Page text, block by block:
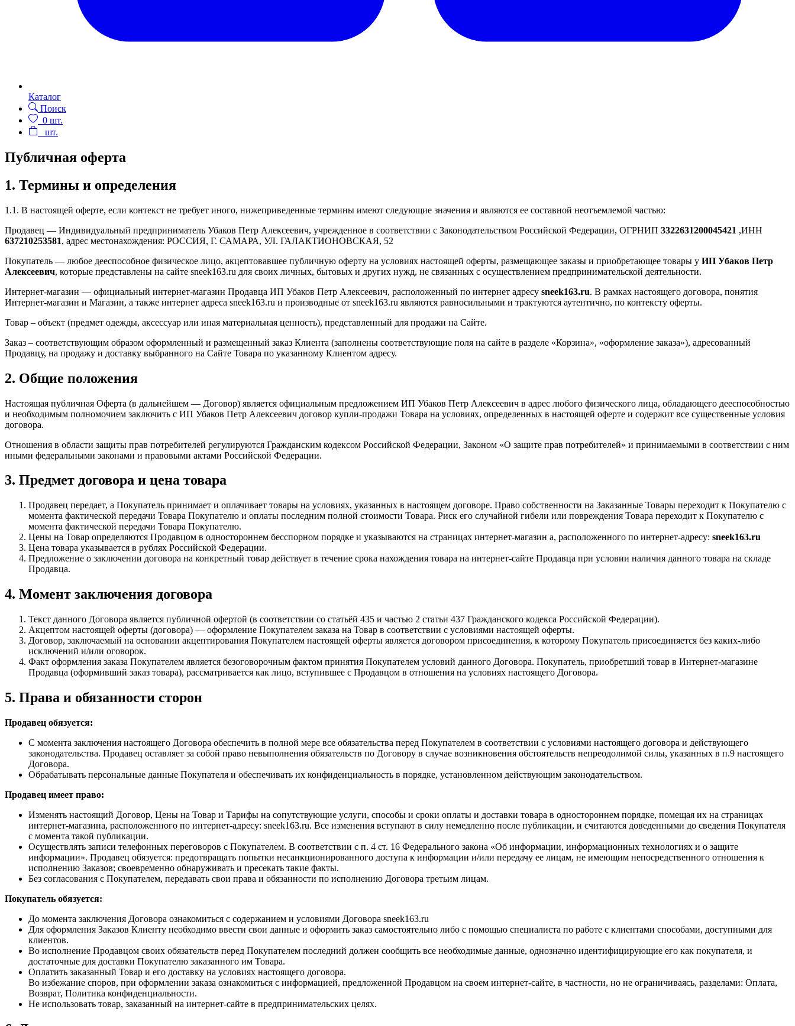
Каталог
Поиск
0 шт.
шт.
Публичная оферта
1. Термины и определения
1.1. В настоящей оферте, если контекст не требует иного, нижеприведенные термины имеют следующие значения и являются ее составной неотъемлемой частью:
Продавец — Индивидуальный предприниматель Убаков Петр Алексеевич, учрежденное в соответствии с Законодательством Российской Федерации, ОГРНИП 3322631200045421 ,ИНН
637210253581, адрес местонахождения: РОССИЯ, Г. САМАРА, УЛ. ГАЛАКТИОНОВСКАЯ, 52
Покупатель — любое дееспособное физическое лицо, акцептовавшее публичную оферту на условиях настоящей оферты, размещающее заказы и приобретающее товары у ИП Убаков Петр
Алексеевич, которые представлены на сайте sneek163.ru для своих личных, бытовых и других нужд, не связанных с осуществлением предпринимательской деятельности.
Интернет-магазин — официальный интернет-магазин Продавца ИП Убаков Петр Алексеевич, расположенный по интернет адресу sneek163.ru. В рамках настоящего договора, понятия
Интернет-магазин и Магазин, а также интернет адреса sneek163.ru и производные от sneek163.ru являются равносильными и трактуются аутентично, по контексту оферты.
Товар – объект (предмет одежды, аксессуар или иная материальная ценность), представленный для продажи на Сайте.
Заказ – соответствующим образом оформленный и размещенный заказ Клиента (заполнены соответствующие поля на сайте в разделе «Корзина», «оформление заказа»), адресованный
Продавцу, на продажу и доставку выбранного на Сайте Товара по указанному Клиентом адресу.
2. Общие положения
Настоящая публичная Оферта (в дальнейшем — Договор) является официальным предложением ИП Убаков Петр Алексеевич в адрес любого физического лица, обладающего дееспособностью
и необходимым полномочием заключить с ИП Убаков Петр Алексеевич договор купли-продажи Товара на условиях, определенных в настоящей оферте и содержит все существенные условия
договора.
Отношения в области защиты прав потребителей регулируются Гражданским кодексом Российской Федерации, Законом «О защите прав потребителей» и принимаемыми в соответствии с ним
иными федеральными законами и правовыми актами Российской Федерации.
3. Предмет договора и цена товара
Продавец передает, а Покупатель принимает и оплачивает товары на условиях, указанных в настоящем договоре. Право собственности на Заказанные Товары переходит к Покупателю с
момента фактической передачи Товара Покупателю и оплаты последним полной стоимости Товара. Риск его случайной гибели или повреждения Товара переходит к Покупателю с
момента фактической передачи Товара Покупателю.
Цены на Товар определяются Продавцом в одностороннем бесспорном порядке и указываются на страницах интернет-магазин а, расположенного по интернет-адресу: sneek163.ru
Цена товара указывается в рублях Российской Федерации.
Предложение о заключении договора на конкретный товар действует в течение срока нахождения товара на интернет-сайте Продавца при условии наличия данного товара на складе
Продавца.
4. Момент заключения договора
Текст данного Договора является публичной офертой (в соответствии со статьёй 435 и частью 2 статьи 437 Гражданского кодекса Российской Федерации).
Акцептом настоящей оферты (договора) — оформление Покупателем заказа на Товар в соответствии с условиями настоящей оферты.
Договор, заключаемый на основании акцептирования Покупателем настоящей оферты является договором присоединения, к которому Покупатель присоединяется без каких-либо
исключений и/или оговорок.
Факт оформления заказа Покупателем является безоговорочным фактом принятия Покупателем условий данного Договора. Покупатель, приобретший товар в Интернет-магазине
Продавца (оформивший заказ товара), рассматривается как лицо, вступившее с Продавцом в отношения на условиях настоящего Договора.
5. Права и обязанности сторон
Продавец обязуется:
С момента заключения настоящего Договора обеспечить в полной мере все обязательства перед Покупателем в соответствии с условиями настоящего договора и действующего
законодательства. Продавец оставляет за собой право невыполнения обязательств по Договору в случае возникновения обстоятельств непреодолимой силы, указанных в п.9 настоящего
Договора.
Обрабатывать персональные данные Покупателя и обеспечивать их конфиденциальность в порядке, установленном действующим законодательством.
Продавец имеет право:
Изменять настоящий Договор, Цены на Товар и Тарифы на сопутствующие услуги, способы и сроки оплаты и доставки товара в одностороннем порядке, помещая их на страницах
интернет-магазина, расположенного по интернет-адресу: sneek163.ru. Все изменения вступают в силу немедленно после публикации, и считаются доведенными до сведения Покупателя
с момента такой публикации.
Осуществлять записи телефонных переговоров с Покупателем. В соответствии с п. 4 ст. 16 Федерального закона «Об информации, информационных технологиях и о защите
информации». Продавец обязуется: предотвращать попытки несанкционированного доступа к информации и/или передачу ее лицам, не имеющим непосредственного отношения к
исполнению Заказов; своевременно обнаруживать и пресекать такие факты.
Без согласования с Покупателем, передавать свои права и обязанности по исполнению Договора третьим лицам.
Покупатель обязуется:
До момента заключения Договора ознакомиться с содержанием и условиями Договора sneek163.ru
Для оформления Заказов Клиенту необходимо ввести свои данные и оформить заказ самостоятельно либо с помощью специалиста по работе с клиентами способами, доступными для
клиентов.
Во исполнение Продавцом своих обязательств перед Покупателем последний должен сообщить все необходимые данные, однозначно идентифицирующие его как покупателя, и
достаточные для доставки Покупателю заказанного им Товара.
Оплатить заказанный Товар и его доставку на условиях настоящего договора.
Во избежание споров, при оформлении заказа ознакомиться с информацией, предложенной Продавцом на своем интернет-сайте, в частности, но не ограничиваясь, разделами: Оплата,
Возврат, Политика конфиденциальности.
Не использовать товар, заказанный на интернет-сайте в предпринимательских целях.